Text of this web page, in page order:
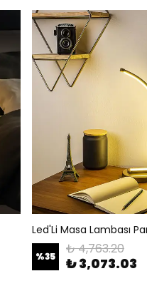
Led'Li Masa Lambası
%35 ₺ 4,763.20
₺ 3,073.03